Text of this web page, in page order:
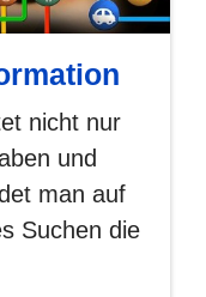
nicht nur
und
man auf
Suchen die